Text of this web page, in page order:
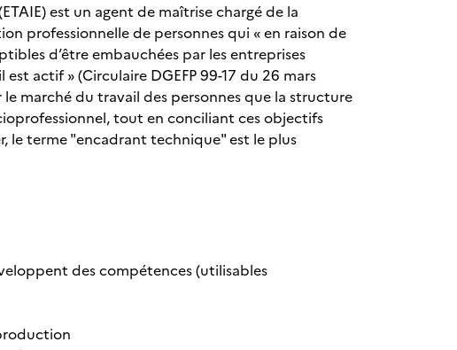
est un agent de maîtrise chargé de la
professionnelle de personnes qui « en raison de
d’être embauchées par les entreprises
actif » (Circulaire DGEFP 99-17 du 26 mars
marché du travail des personnes que la structure
tout en conciliant ces objectifs
le terme "encadrant technique" est le plus
des compétences (utilisables